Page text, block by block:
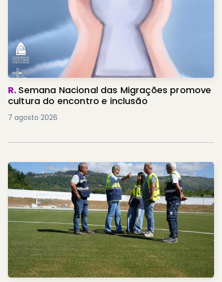
R. Semana Nacional das Migrações promove
cultura do encontro e inclusão
7 agosto 2026